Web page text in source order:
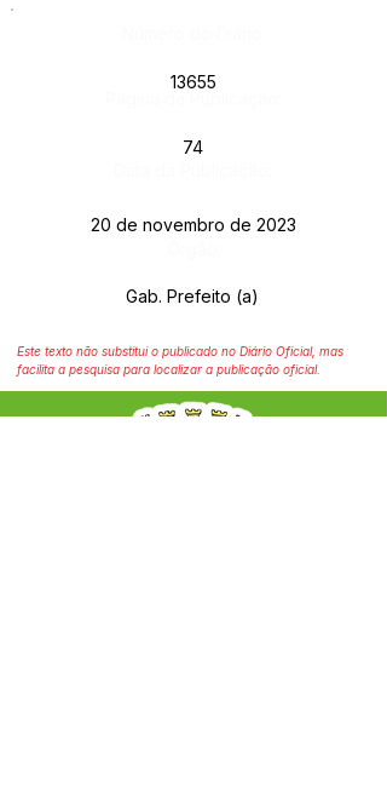
13655
74
20 de novembro de 2023
Gab. Prefeito (a)
Este texto não substitui o publicado no Diário Oficial, mas
facilita a pesquisa para localizar a publicação oficial.